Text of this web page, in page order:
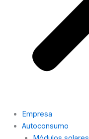
Empresa
Autoconsumo